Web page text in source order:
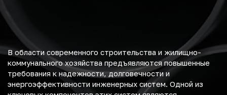
В области современного строительства и жилищно-
коммунального хозяйства предъявляются повышенные
требования к надежности, долговечности и
энергоэффективности инженерных систем. Одной из